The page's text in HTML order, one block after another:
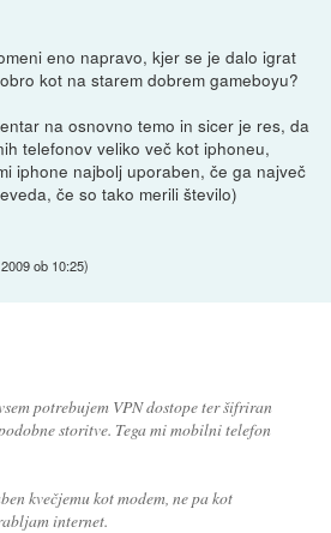
eno napravo, kjer se je dalo igrat
kot na starem dobrem gameboyu?
na osnovno temo in sicer je res, da
telefonov veliko več kot iphoneu,
iphone najbolj uporaben, če ga največ
če so tako merili število)
ob 10:25)
potrebujem VPN dostope ter šifriran
storitve. Tega mi mobilni telefon
kvečjemu kot modem, ne pa kot
internet.